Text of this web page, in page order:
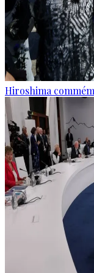
Hiroshima